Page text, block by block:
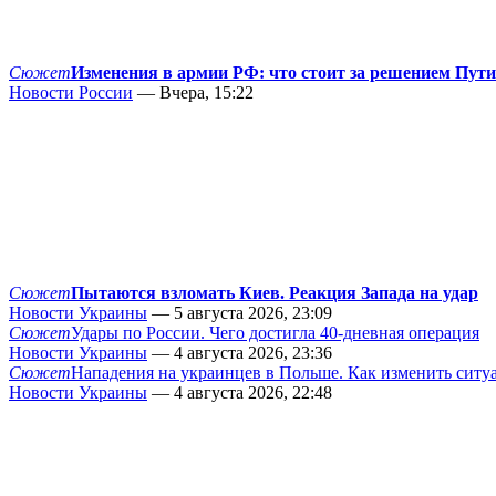
СюжетИзменения в армии РФ: что стоит за решением
Новости России — Вчера, 15:22
СюжетПытаются взломать Киев. Реакция Запада на удар
Новости Украины — 5 августа 2026, 23:09
СюжетУдары по России. Чего достигла 40-дневная операция
Новости Украины — 4 августа 2026, 23:36
СюжетНападения на украинцев в Польше. Как изменить
Новости Украины — 4 августа 2026, 22:48